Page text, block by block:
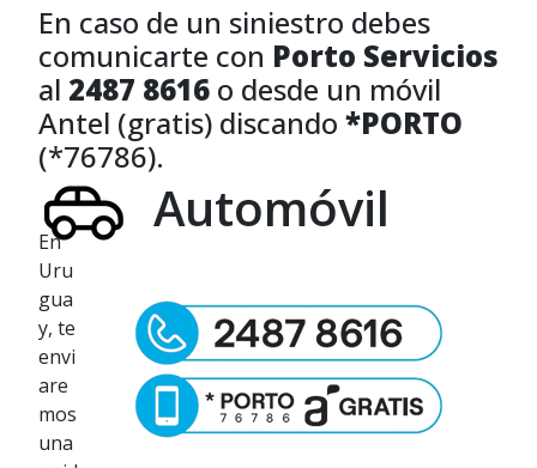
En caso de un siniestro debes
comunicarte con Porto Servicios
al 2487 8616 o desde un móvil
Antel (gratis) discando *PORTO
(*76786).
Automóvil
En
Uru
gua
y, te
envi
are
mos
una